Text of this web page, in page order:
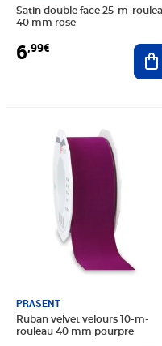
Satin double face 25-m-
40 mm rose
6,99€
PRASENT
Ruban velvet velours 10-m-
rouleau 40 mm pourpre